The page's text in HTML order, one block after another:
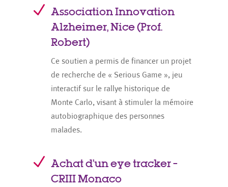
N Association Innovation
Alzheimer, Nice (Prof.
Robert)
Ce soutien a permis de financer un projet
de recherche de « Serious Game », jeu
interactif sur le rallye historique de
Monte Carlo, visant à stimuler la mémoire
autobiographique des personnes
malades.
N Achat d’un eye tracker –
CRIII Monaco